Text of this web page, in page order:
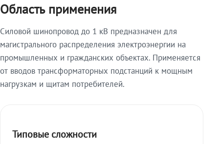
Область применения
Силовой шинопровод до 1 кВ предназначен для
магистрального распределения электроэнергии на
промышленных и гражданских объектах. Применяется
от вводов трансформаторных подстанций к мощным
нагрузкам и щитам потребителей.
Типовые сложности